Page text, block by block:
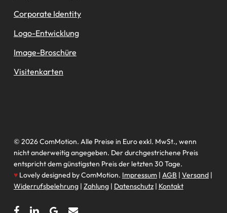
Corporate Identity
Logo-Entwicklung
Image-Broschüre
Visitenkarten
© 2026 ComMotion. Alle Preise in Euro exkl. MwSt., wenn
nicht anderweitig angegeben. Der durchgestrichene Preis
entspricht dem günstigsten Preis der letzten 30 Tage.
♥Lovely designed by ComMotion. Impressum| AGB | Versand|
Widerrufsbelehrung| Zahlung| Datenschutz| Kontakt
facebooklinkedingoogle-email